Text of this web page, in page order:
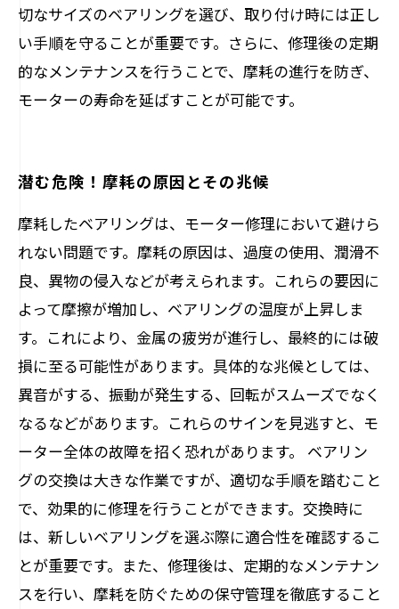
切なサイズのベアリングを選び、取り付け時には正し
い手順を守ることが重要です。さらに、修理後の定期
的なメンテナンスを行うことで、摩耗の進行を防ぎ、
モーターの寿命を延ばすことが可能です。
潜む危険！摩耗の原因とその兆候
摩耗したベアリングは、モーター修理において避けら
れない問題です。摩耗の原因は、過度の使用、潤滑不
良、異物の侵入などが考えられます。これらの要因に
よって摩擦が増加し、ベアリングの温度が上昇しま
す。これにより、金属の疲労が進行し、最終的には破
損に至る可能性があります。具体的な兆候としては、
異音がする、振動が発生する、回転がスムーズでなく
なるなどがあります。これらのサインを見逃すと、モ
ーター全体の故障を招く恐れがあります。 ベアリン
グの交換は大きな作業ですが、適切な手順を踏むこと
で、効果的に修理を行うことができます。交換時に
は、新しいベアリングを選ぶ際に適合性を確認するこ
とが重要です。また、修理後は、定期的なメンテナン
スを行い、摩耗を防ぐための保守管理を徹底すること